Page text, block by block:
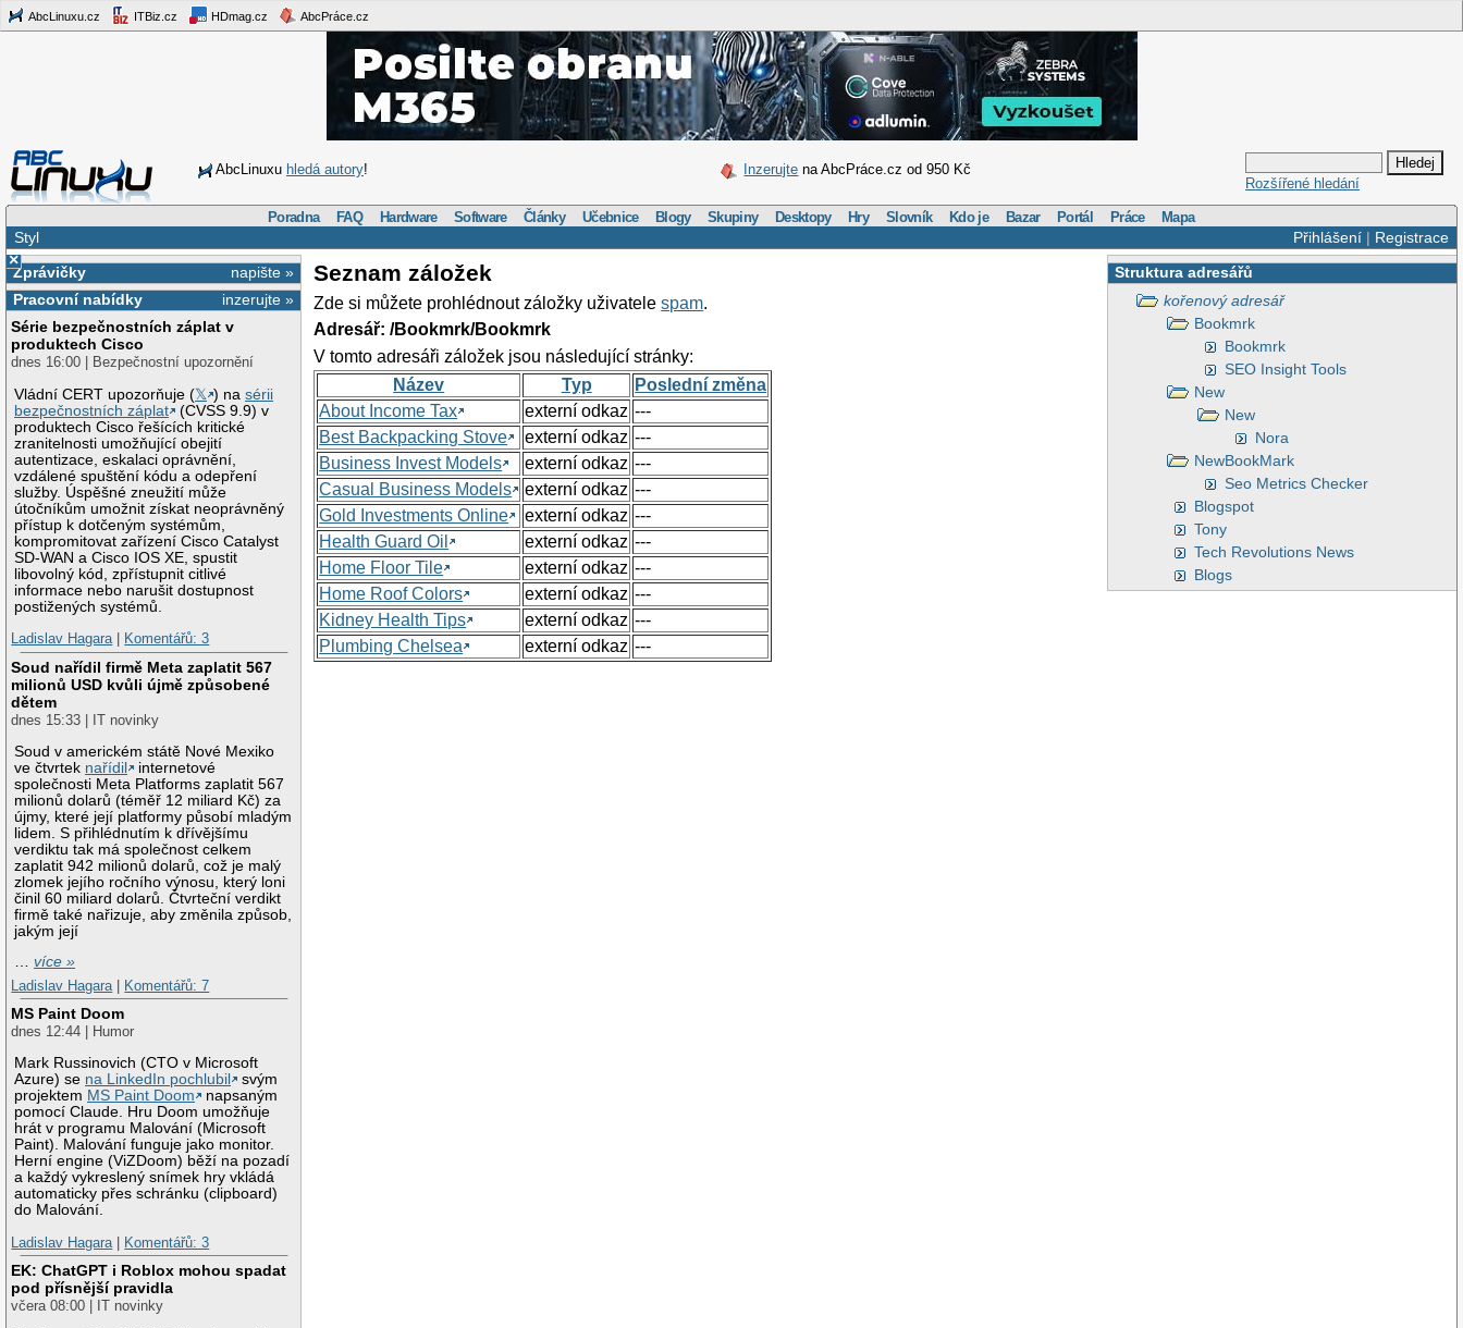
AbcLinuxu.cz ITBiz.cz HDmag.cz AbcPráce.cz
AbcLinuxu hledá autory! Inzerujte na AbcPráce.cz od 950 Kč
Rozšířené hledání
Poradna FAQ Hardware Software Články Učebnice Blogy Skupiny Desktopy Hry Slovník Kdo je Bazar Portál Práce Mapa
Přihlášení| Registrace
Styl
×
napište »
Zprávičky
inzerujte »
Pracovní nabídky
Série bezpečnostních záplat v
produktech Cisco
dnes 16:00 | Bezpečnostní upozornění
Vládní CERT upozorňuje (𝕏 ) nasérii
bezpečnostních záplat
(CVSS 9.9) v
produktech Cisco řešících kritické
zranitelnosti umožňující obejití
autentizace, eskalaci oprávnění,
vzdálené spuštění kódu a odepření
služby. Úspěšné zneužití může
útočníkům umožnit získat neoprávněný
přístup k dotčeným systémům,
kompromitovat zařízení Cisco Catalyst
SD-WAN a Cisco IOS XE, spustit
libovolný kód, zpřístupnit citlivé
informace nebo narušit dostupnost
postižených systémů.
Ladislav Hagara| Komentářů: 3
Soud nařídil firmě Meta zaplatit 567
milionů USD kvůli újmě způsobené
dětem
dnes 15:33 | IT novinky
Soud v americkém státě Nové Mexiko
ve čtvrtek nařídil
internetové
společnosti Meta Platforms zaplatit 567
milionů dolarů (téměř 12 miliard Kč) za
újmy, které její platformy působí mladým
lidem. S přihlédnutím k dřívějšímu
verdiktu tak má společnost celkem
zaplatit 942 milionů dolarů, což je malý
zlomek jejího ročního výnosu, který loni
činil 60 miliard dolarů. Čtvrteční verdikt
firmě také nařizuje, aby změnila způsob,
jakým její
…více »
Ladislav Hagara
Komentářů: 7
MS Paint Doom
dnes 12:44 | Humor
Mark Russinovich (CTO v Microsoft
Azure) se na LinkedIn pochlubil
svým
projektem MS Paint Doom
napsaným
pomocí Claude. Hru Doom umožňuje
hrát v programu Malování (Microsoft
Paint). Malování funguje jako monitor.
Herní engine (ViZDoom) běží na pozadí
a každý vykreslený snímek hry vkládá
automaticky přes schránku (clipboard)
do Malování.
Ladislav Hagara
Komentářů: 3
EK: ChatGPT i Roblox mohou spadat
pod přísnější pravidla
včera 08:00 | IT novinky
Struktura adresářů
kořenový adresář
Bookmrk
Bookmrk
SEO Insight Tools
New
New
Nora
NewBookMark
Seo Metrics Checker
Blogspot
Tony
Tech Revolutions News
Blogs
Seznam záložek
Zde si můžete prohlédnout záložky uživatelespam.
Adresář: /Bookmrk/Bookmrk
V tomto adresáři záložek jsou následující stránky:
Název
Typ
Poslední změna
About Income Tax
externí odkaz ---
Best Backpacking Stove
externí odkaz ---
Business Invest Models
externí odkaz ---
Casual Business Models
externí odkaz ---
Gold Investments Online
externí odkaz ---
Health Guard Oil
externí odkaz ---
Home Floor Tile
externí odkaz ---
Home Roof Colors
externí odkaz ---
Kidney Health Tips
externí odkaz ---
Plumbing Chelsea
externí odkaz ---